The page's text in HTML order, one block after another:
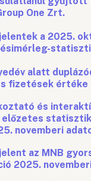
One Zrt.
a 2025.
alatt
fizetések értéke
és
előzetes
novemberi
az MNB
2025.